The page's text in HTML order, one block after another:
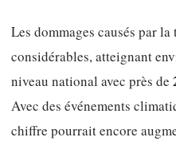
Les dommages causés par
considérables, atteignant
niveau national avec près de
Avec des événements
chiffre pourrait encore